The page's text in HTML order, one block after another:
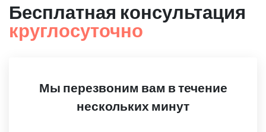
Бесплатная консультация
круглосуточно
Мы перезвоним вам в течение
нескольких минут